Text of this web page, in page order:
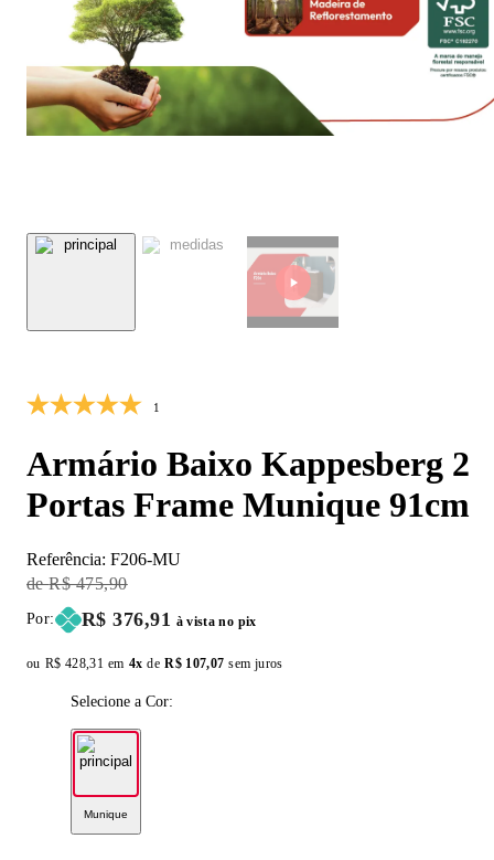
1
Armário Baixo Kappesberg 2
Portas Frame Munique 91cm
Referência: F206-MU
Original Price:
R$ 475,90
Por: Price:
R$ 376,91 à vista no pix
ou Original price:
R$ 428,31 em 4x de Installment price:
R$ 107,07 sem juros
Selecione a Cor:
Munique